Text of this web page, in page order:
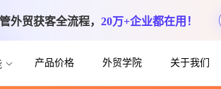
外贸获客全流程， 20万+企业都在用！
产品价格 外贸学院 关于我们